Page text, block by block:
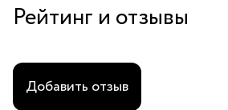
Рейтинг и отзывы
Добавить отзыв